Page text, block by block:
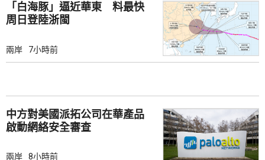
「白海豚」逼近華東 料最快
周日登陸浙閩
兩岸 7小時前
中方對美國派拓公司在華產品
啟動網絡安全審查
兩岸 8小時前